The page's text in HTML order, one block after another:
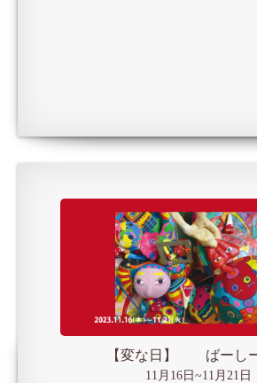
【変な日】 ばーし
11月16日~11月21日